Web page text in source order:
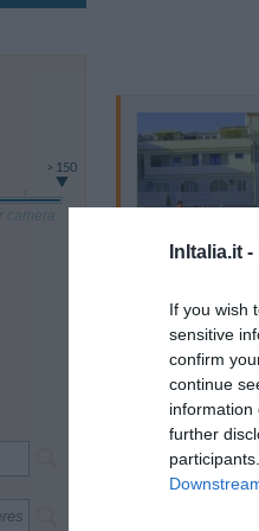
InItalia.it -
If you wish
sensitive
confirm
continue
information
further
> 150
camera